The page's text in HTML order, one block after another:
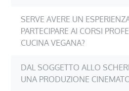
SERVE AVERE UN
PARTECIPARE AI CORSI
CUCINA VEGANA?
DAL SOGGETTO ALLO
UNA PRODUZIONE